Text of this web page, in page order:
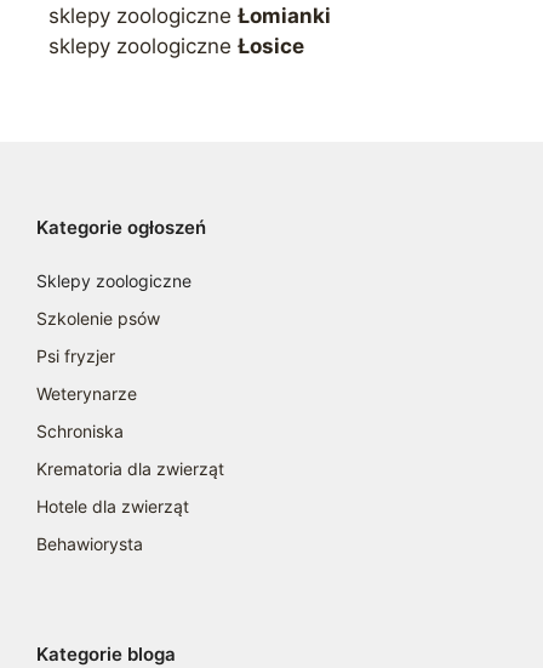
sklepy zoologiczne Łomianki
sklepy zoologiczne Łosice
Kategorie ogłoszeń
Sklepy zoologiczne
Szkolenie psów
Psi fryzjer
Weterynarze
Schroniska
Krematoria dla zwierząt
Hotele dla zwierząt
Behawiorysta
Kategorie bloga